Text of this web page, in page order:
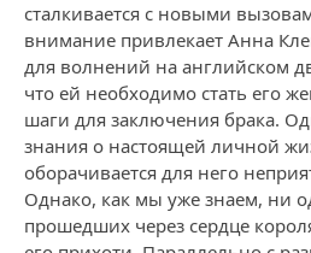
сталкивается с новыми
внимание привлекает Анна
для волнений на английском
что ей необходимо стать его
шаги для заключения брака.
знания о настоящей личной
оборачивается для него
Однако, как мы уже знаем, ни
прошедших через сердце